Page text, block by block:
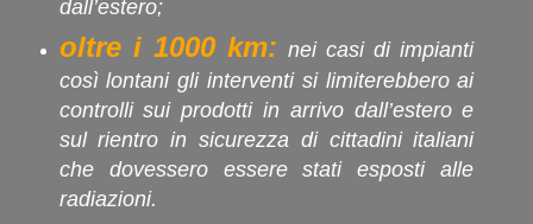
dall’estero;
oltre i 1000 km: nei casi di impianti
così lontani gli interventi si limiterebbero ai
controlli sui prodotti in arrivo dall’estero e
sul rientro in sicurezza di cittadini italiani
che dovessero essere stati esposti alle
radiazioni.